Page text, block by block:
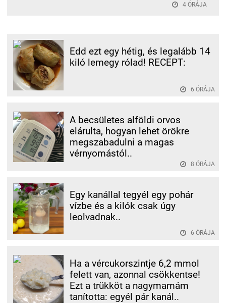
4 ÓRÁJA
Edd ezt egy hétig, és legalább 14
kiló lemegy rólad! RECEPT:
6 ÓRÁJA
A becsületes alföldi orvos
elárulta, hogyan lehet örökre
megszabadulni a magas
vérnyomástól..
8 ÓRÁJA
Egy kanállal tegyél egy pohár
vízbe és a kilók csak úgy
leolvadnak..
6 ÓRÁJA
Ha a vércukorszintje 6,2 mmol
felett van, azonnal csökkentse!
Ezt a trükköt a nagymamám
tanította: egyél pár kanál..